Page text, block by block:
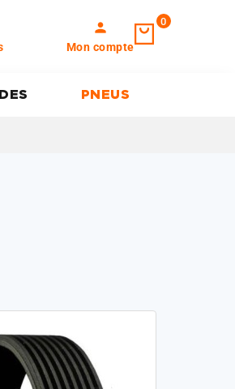
person
Mon compte
0
PNEUS